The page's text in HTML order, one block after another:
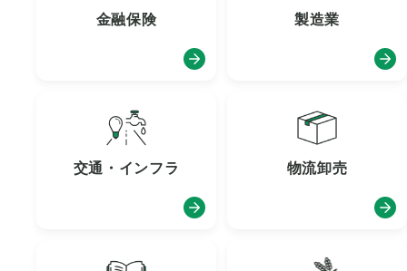
金融保険 製造業
交通・インフラ 物流卸売